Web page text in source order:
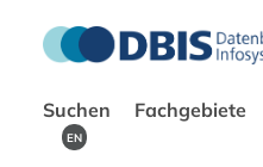
Suchen Fachgebiete
EN